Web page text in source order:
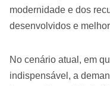
modernidade e dos
desenvolvidos e
No cenário atual, em
indispensável, a